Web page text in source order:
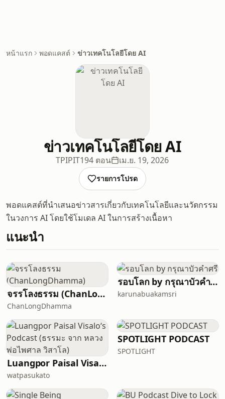
หน้าแรก พอดแคสต์ ข่าวเทคโนโลยีโดย AI
ข่าวเทคโนโลยีโดย AI
TPIPIT194 ตอน เม.ย. 19, 2026
รายการโปรด
พอดแคสต์ที่นำเสนอข่าวสารเกี่ยวกับเทคโนโลยีและนวัตกรรม
ในวงการ AI โดยใช้โมเดล AI ในการสร้างเนื้อหา
แนะนำ
จรรโลงธรรม (ChanLongDhamma)
ChanLongDhamma
รอบโลก by กรุณาบัวคำศรี
karunabuakamsri
Luangpor Paisal Visalo‘s Podcast (ธรรมะ จาก หลวงพ่อไพศาล วิสาโล)
watpasukato
SPOTLIGHT PODCAST
SPOTLIGHT